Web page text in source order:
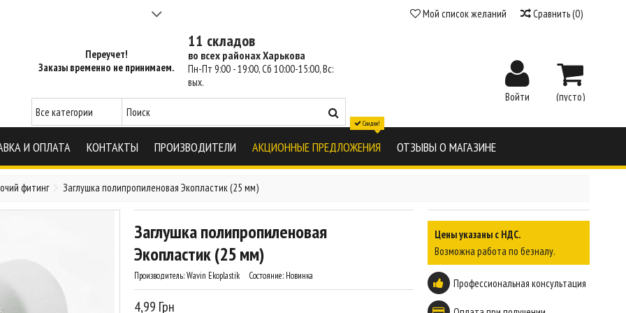
3 часа - SM Харьков Сравнить(0)
Мой список желаний
Переучет!
Заказы временно не принимаем.
11 складов
во всех районах Харькова
Пн-Пт 9:00 - 19:00, Сб 10:00-15:00, Вс:
вых.
(пусто)
Войти
И ОПЛАТА КОНТАКТЫ ПРОИЗВОДИТЕЛИ АКЦИОННЫЕ ПРЕДЛОЖЕНИЯ
Скидки!
ОТЗЫВЫ О МАГАЗИНЕ
фитинг Заглушка полипропиленовая Экопластик (25 мм)
Заглушка полипропиленовая
Экопластик (25 мм)
Производитель:Wavin Ekoplastik Состояние: Новинка
4,99 Грн
Цены указаны с НДС.
Возможна работа по безналу.
Профессиональная консультация